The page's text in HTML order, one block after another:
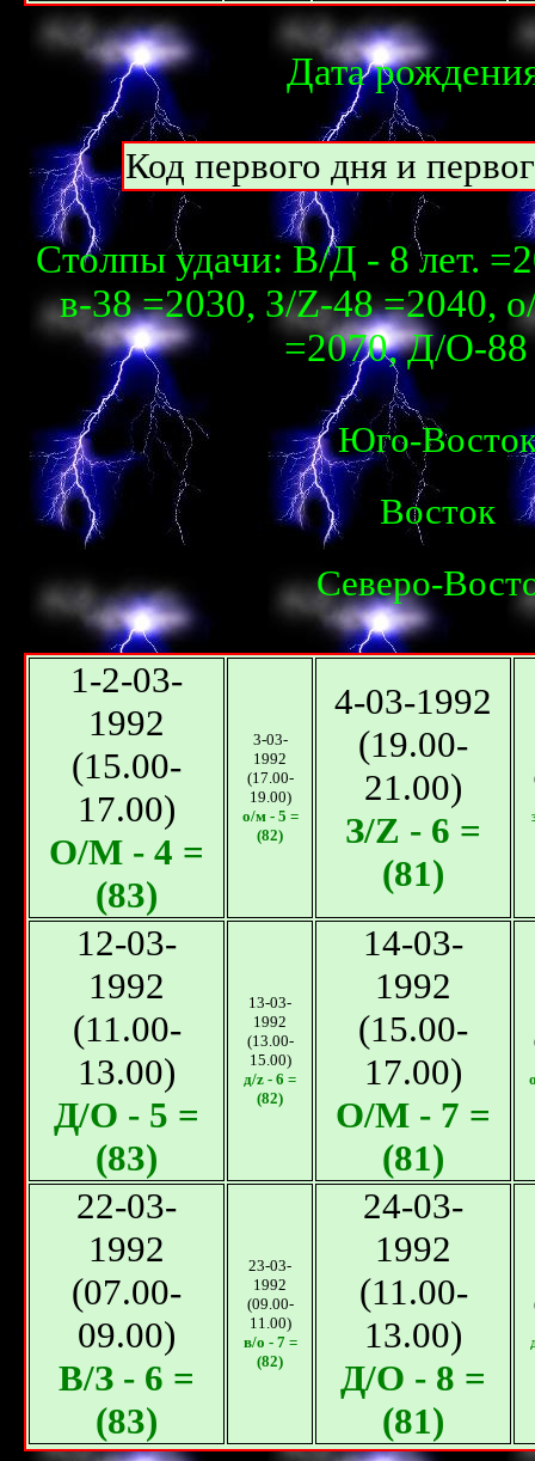
Дата
Код первого дня и
Столпы удачи: В/Д - 8 лет.
в-38 =2030, З/Z-48 =2040,
=2070, Д/О-88
Юго-
Восток
Северо-
1-2-03-
1992
(15.00-
17.00)
О/М - 4 =
(83)
3-03-
1992
(17.00-
19.00)
о/м - 5 =
(82)
4-03-1992
(19.00-
21.00)
З/Z - 6 =
(81)
12-03-
1992
(11.00-
13.00)
Д/О - 5 =
(83)
13-03-
1992
(13.00-
15.00)
д/z - 6 =
(82)
14-03-
1992
(15.00-
17.00)
О/М - 7 =
(81)
22-03-
1992
(07.00-
09.00)
В/З - 6 =
(83)
23-03-
1992
(09.00-
11.00)
в/о - 7 =
(82)
24-03-
1992
(11.00-
13.00)
Д/О - 8 =
(81)